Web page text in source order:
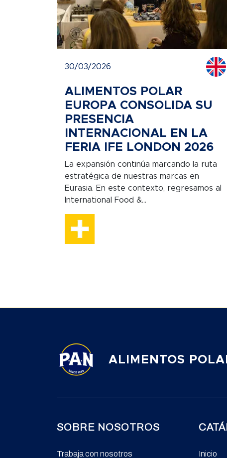
30/03/2026
ALIMENTOS POLAR
EUROPA CONSOLIDA SU
PRESENCIA
INTERNACIONAL EN LA
FERIA IFE LONDON 2026
La expansión continúa marcando la ruta
estratégica de nuestras marcas en
Eurasia. En este contexto, regresamos al
International Food &...
ALIMENTOS
SOBRE NOSOTROS
Trabaja con nosotros Inicio